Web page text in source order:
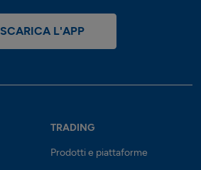
SCARICA L'APP
TRADING
Prodotti e piattaforme